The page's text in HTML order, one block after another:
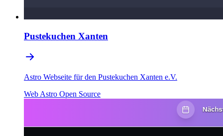
Pustekuchen Xanten
Astro Webseite für den Pustekuchen Xanten e.V.
Web Astro Open Source